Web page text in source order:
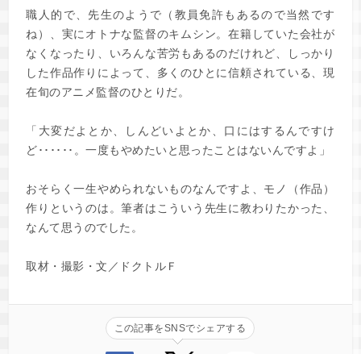
職人的で、先生のようで（教員免許もあるので当然です
ね）、実にオトナな監督のキムシン。在籍していた会社が
なくなったり、いろんな苦労もあるのだけれど、しっかり
した作品作りによって、多くのひとに信頼されている、現
在旬のアニメ監督のひとりだ。
「大変だよとか、しんどいよとか、口にはするんですけ
ど･･････。一度もやめたいと思ったことはないんですよ」
おそらく一生やめられないものなんですよ、モノ（作品）
作りというのは。筆者はこういう先生に教わりたかった、
なんて思うのでした。
取材・撮影・文／ドクトルＦ
この記事をSNSでシェアする